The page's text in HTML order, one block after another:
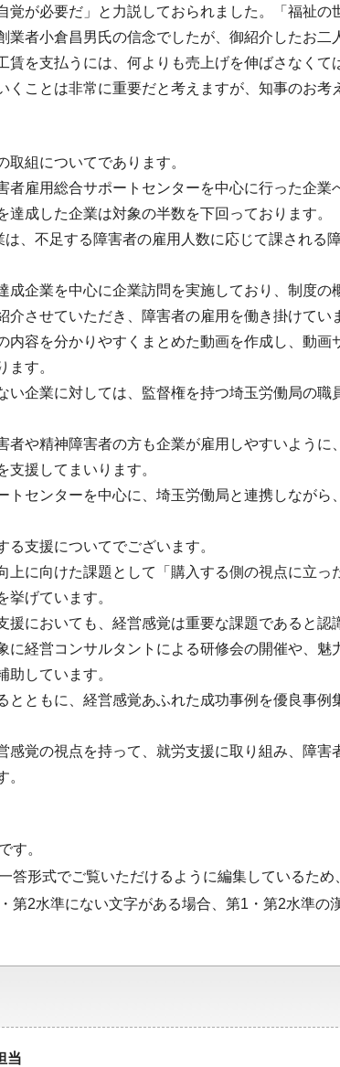
覚が必要だ」と力説しておられました。「福祉
業者小倉昌男氏の信念でしたが、御紹介したお
賃を支払うには、何よりも売上げを伸ばさなく
くことは非常に重要だと考えますが、知事のお考
組についてであります。
者雇用総合サポートセンターを中心に行った企
達成した企業は対象の半数を下回っております。
、不足する障害者の雇用人数に応じて課される
成企業を中心に企業訪問を実施しており、制度
介させていただき、障害者の雇用を働き掛けてい
内容を分かりやすくまとめた動画を作成し、動
ます。
い企業に対しては、監督権を持つ埼玉労働局の
者や精神障害者の方も企業が雇用しやすいよう
援してまいります。
トセンターを中心に、埼玉労働局と連携しなが
支援についてでございます。
上に向けた課題として「購入する側の視点に立
挙げています。
援においても、経営感覚は重要な課題であると認
に経営コンサルタントによる研修会の開催や、
助しています。
とともに、経営感覚あふれた成功事例を優良事
感覚の視点を持って、就労支援に取り組み、障
。
す。
答形式でご覧いただけるように編集しているた
第2水準にない文字がある場合、第1・第2水準の
当